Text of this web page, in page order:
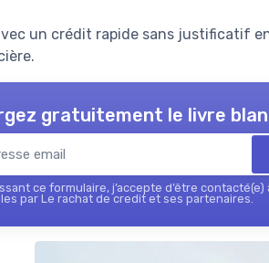
un crédit rapide sans justificatif
gratuitement le livre
ce formulaire, j’accepte d’être contacté(e)
par Le rachat de credit et ses partenaires.